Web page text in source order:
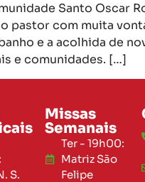
Santo Oscar
pastor com muita
e a acolhida de
e comunidades. […]
S.
Missas
Semanais
Ter - 19h00:
Matriz São
Felipe